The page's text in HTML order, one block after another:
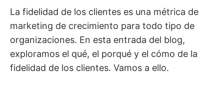
La fidelidad de los clientes es una métrica de
marketing de crecimiento para todo tipo de
organizaciones. En esta entrada del blog,
exploramos el qué, el porqué y el cómo de la
fidelidad de los clientes. Vamos a ello.